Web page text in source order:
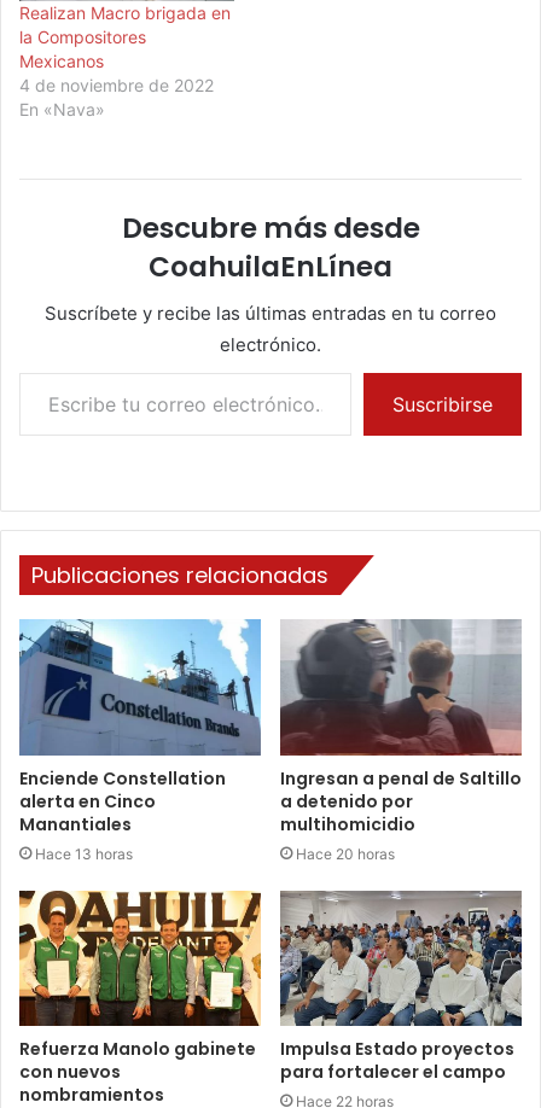
Realizan Macro brigada en
la Compositores
Mexicanos
4 de noviembre de 2022
En «Nava»
Descubre más desde
CoahuilaEnLínea
Suscríbete y recibe las últimas entradas en tu correo
electrónico.
Escribe tu correo electrónico…
Suscribirse
Publicaciones relacionadas
Enciende Constellation
alerta en Cinco
Manantiales
Hace 13 horas
Ingresan a penal de Saltillo
a detenido por
multihomicidio
Hace 20 horas
Refuerza Manolo gabinete
con nuevos
nombramientos
Impulsa Estado proyectos
para fortalecer el campo
Hace 22 horas